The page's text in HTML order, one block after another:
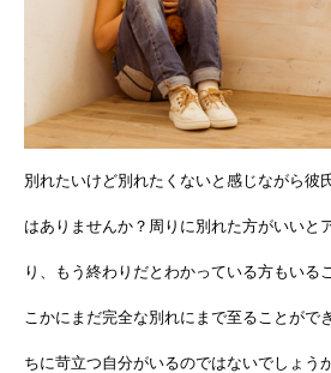
別れたいけど別れたくないと感じながら彼
はありませんか？周りに別れた方がいいと
り、もう終わりだとわかっている方もいる
こかにまだ完全な別れにまで至ることがで
ちに苛立つ自分がいるのではないでしょうか